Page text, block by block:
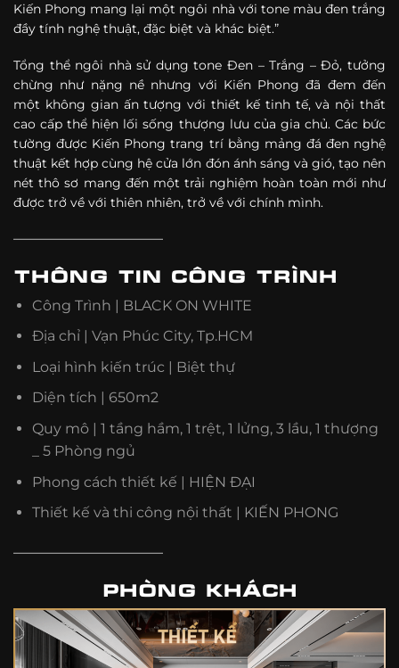
Kiến Phong mang lại một ngôi nhà với tone màu đen trắng
đầy tính nghệ thuật, đặc biệt và khác biệt.”
Tổng thể ngôi nhà sử dụng tone Đen – Trắng – Đỏ, tưởng
chừng như nặng nề nhưng với Kiến Phong đã đem đến
một không gian ấn tượng với thiết kế tinh tế, và nội thất
cao cấp thể hiện lối sống thượng lưu của gia chủ. Các bức
tường được Kiến Phong trang trí bằng mảng đá đen nghệ
thuật kết hợp cùng hệ cửa lớn đón ánh sáng và gió, tạo nên
nét thô sơ mang đến một trải nghiệm hoàn toàn mới như
được trở về với thiên nhiên, trở về với chính mình.
————————————
THÔNG TIN CÔNG TRÌNH
Công Trình | BLACK ON WHITE
Địa chỉ | Vạn Phúc City, Tp.HCM
Loại hình kiến trúc | Biệt thự
Diện tích | 650m2
Quy mô | 1 tầng hầm, 1 trệt, 1 lửng, 3 lầu, 1 thượng
_ 5 Phòng ngủ
Phong cách thiết kế | HIỆN ĐẠI
Thiết kế và thi công nội thất | KIẾN PHONG
————————————
PHÒNG KHÁCH